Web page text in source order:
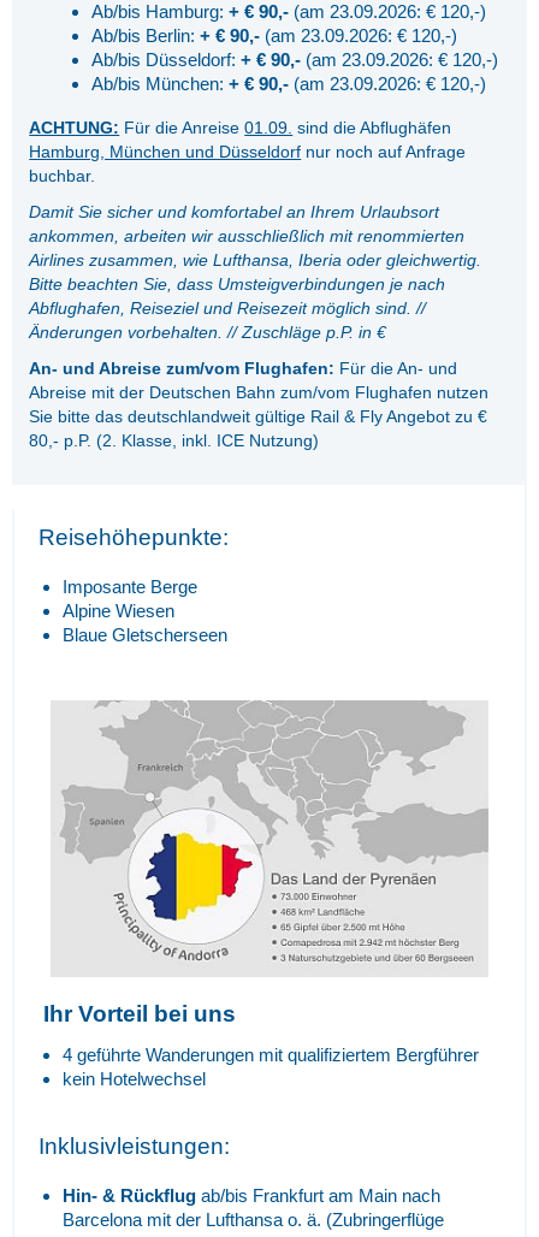
Ab/bis Hamburg:+ € 90,- (am 23.09.2026: € 120,-)
Ab/bis Berlin:+ € 90,- (am 23.09.2026: € 120,-)
Ab/bis Düsseldorf:+ € 90,- (am 23.09.2026: € 120,-)
Ab/bis München:+ € 90,- (am 23.09.2026: € 120,-)
ACHTUNG: Für die Anreise01.09. sind die Abflughäfen
Hamburg, München und Düsseldorf nur noch auf Anfrage
buchbar.
Damit Sie sicher und komfortabel an Ihrem Urlaubsort
ankommen, arbeiten wir ausschließlich mit renommierten
Airlines zusammen, wie Lufthansa, Iberia oder gleichwertig.
Bitte beachten Sie, dass Umsteigverbindungen je nach
Abflughafen, Reiseziel und Reisezeit möglich sind. //
Änderungen vorbehalten. // Zuschläge p.P. in €
An- und Abreise zum/vom Flughafen: Für die An- und
Abreise mit der Deutschen Bahn zum/vom Flughafen nutzen
Sie bitte das deutschlandweit gültige Rail & Fly Angebot zu €
80,- p.P. (2. Klasse, inkl. ICE Nutzung)
Reisehöhepunkte:
Imposante Berge
Alpine Wiesen
Blaue Gletscherseen
Ihr Vorteil bei uns
4 geführte Wanderungen mit qualifiziertem Bergführer
kein Hotelwechsel
Inklusivleistungen:
Hin- & Rückflug ab/bis Frankfurt am Main nach
Barcelona mit der Lufthansa o. ä. (Zubringerflüge